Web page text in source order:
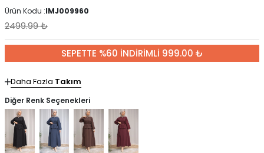
Ürün Kodu :IMJ009960
2499.99₺
SEPETTE %60 İNDİRİMLİ 999.00 ₺
Daha Fazla Takım
Diğer Renk Seçenekleri